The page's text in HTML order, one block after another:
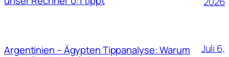
Argentinien – Ägypten Tippanalyse: Warum
Juli 6,